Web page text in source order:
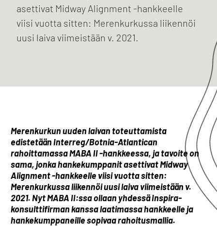
asettivat Midway Alignment -hankkeelle
viisi vuotta sitten: Merenkurkussa liikennöi
uusi laiva viimeistään v. 2021.
Merenkurkun uuden laivan toteuttamista
edistetään Interreg/Botnia-Atlantican
rahoittamassa MABA II -hankkeessa, ja tavoite on
sama, jonka hankekumppanit asettivat Midway
Alignment -hankkeelle viisi vuotta sitten:
Merenkurkussa liikennöi uusi laiva viimeistään v.
2021. Nyt MABA II:ssa ollaan yhdessä Inspira-
konsulttifirman kanssa laatimassa hankkeelle ja
hankekumppaneille sopivaa rahoitusmallia.